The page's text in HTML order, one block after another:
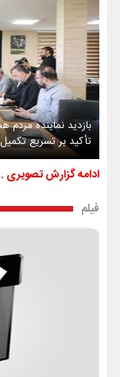
بازدید نماینده مردم
تأکید بر تسریع
ادامه گزارش تصویری
فیلم